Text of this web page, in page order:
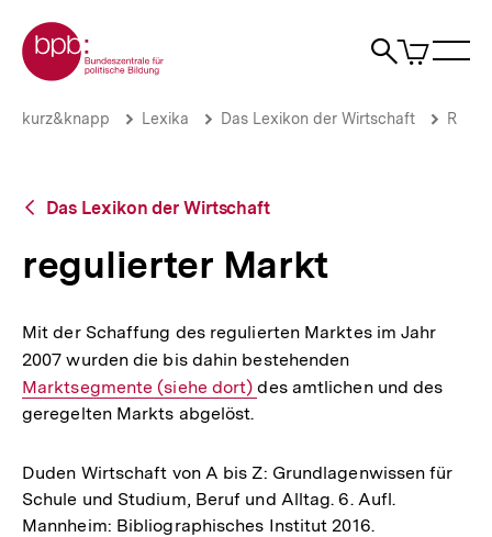
zum
Seiteninhalt
springen
Zur Startseite der bpb
Suche
Artikel
im
regulierter
Brotkrümelnavigation
Pfadnavigation
kurz&knapp Lexika Das Lexikon der Wirtschaft R
Zurück
Übersicht
Das Lexikon der Wirtschaft
regulierter Markt
Mit der Schaffung des regulierten Marktes im Jahr
2007 wurden die bis dahin bestehenden
Link:
Marktsegmente (siehe dort)des amtlichen und des
geregelten Markts abgelöst.
Duden Wirtschaft von A bis Z: Grundlagenwissen für
Schule und Studium, Beruf und Alltag. 6. Aufl.
Mannheim: Bibliographisches Institut 2016.